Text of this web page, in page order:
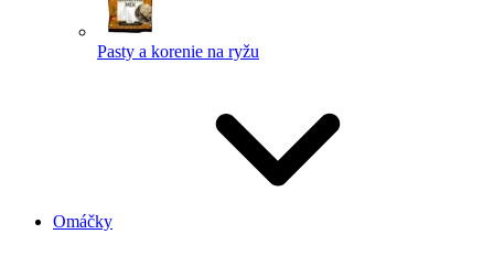
Pasty a korenie na ryžu
Omáčky